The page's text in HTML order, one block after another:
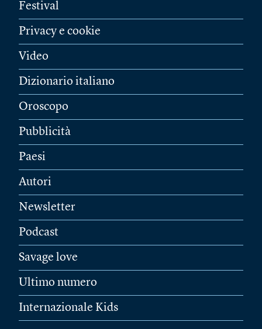
Festival
Privacy e cookie
Video
Dizionario italiano
Oroscopo
Pubblicità
Paesi
Autori
Newsletter
Podcast
Savage love
Ultimo numero
Internazionale Kids